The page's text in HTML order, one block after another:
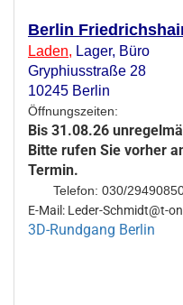
Berlin
Laden, Lager, Büro
Gryphiusstraße 28
10245 Berlin
Öffnungszeiten:
Bis 31.08.26
Bitte rufen Sie vorher
Termin.
Telefon: 030/
E-Mail: Leder-Schmidt@t-
3D-Rundgang Berlin